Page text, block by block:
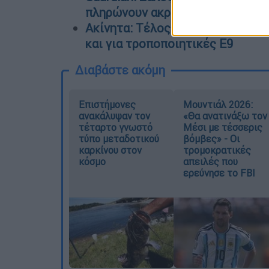
πληρώνουν ακριβά τα
Ακίνητα: Τέλος χρόνου για
και για τροποποιητικές Ε9
Διαβάστε ακόμη
Επιστήμονες
ανακάλυψαν τον
τέταρτο γνωστό
τύπο μεταδοτικού
καρκίνου στον
κόσμο
Μουντιάλ 2026:
«Θα ανατινάξω τον
Μέσι με τέσσερις
βόμβες» - Οι
τρομοκρατικές
απειλές που
ερεύνησε το FBI